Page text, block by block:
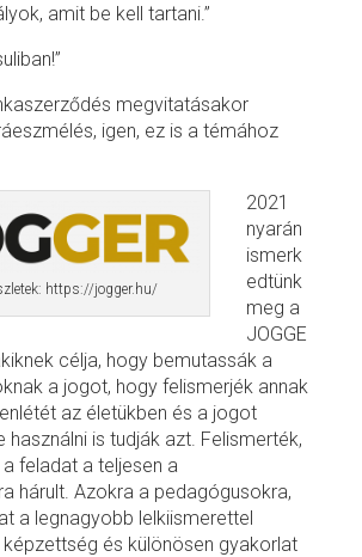
amit be kell tartani.”
megvitatásakor
igen, ez is a témához
https://jogger.hu/
2021
nyarán
ismerk
edtünk
meg a
JOGGE
célja, hogy bemutassák a
a jogot, hogy felismerjék annak
az életükben és a jogot
használni is tudják azt. Felismerték,
feladat a teljesen a
hárult. Azokra a pedagógusokra,
a legnagyobb lelkiismerettel
és különösen gyakorlat